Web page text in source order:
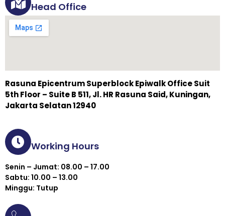
Head Office
Rasuna Epicentrum Superblock Epiwalk Office Suit
5th Floor – Suite B 511, Jl. HR Rasuna Said, Kuningan,
Jakarta Selatan 12940
Working Hours
Senin – Jumat: 08.00 – 17.00
Sabtu: 10.00 – 13.00
Minggu: Tutup